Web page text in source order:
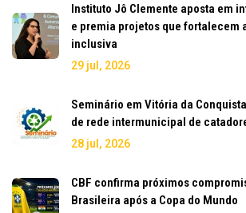
Instituto Jô Clemente aposta em
e premia projetos que fortalecem
inclusiva
29 jul, 2026
Seminário em Vitória da
de rede intermunicipal de
28 jul, 2026
CBF confirma próximos
Brasileira após a Copa do Mundo